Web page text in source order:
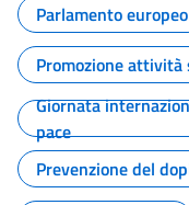
Parlamento europeo
Promozione
Giornata
pace
Prevenzione del